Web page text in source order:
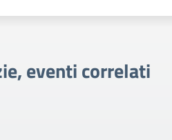
eventi correlati